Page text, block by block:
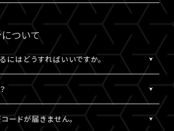
済みの場合は、変更できません。
場合は、「決済完了のお知らせ」メールが届
ブ配信・アーカイブ配信は問題なくご視聴いた
、チケットが表示されていない場合は、ご購
態です。
ージより購入手続きをお願いいたします。
用ください。
にて、よくあるエラー
やセキュリティコードなどの誤入力、有効期
によるエラーの可能性がございます。今一度
ください。
いエラーの場合は、お手数ですが、エラー時の
うえ、 こちらよりお問い合わせください。
ス）にて、視聴チケットを購入していただく必
Q:A!-IDとは何ですか？］をご参照ください。
購入は可能です。
奨環境を満たしているかをご確認ください。
ない場合は、ご視聴いただけない可能性が
によりご視聴いただけない場合もございま
自身の判断にてご購入ください。
ついて
にはどうすればいいですか。
は、A!-ID（メールアドレス）が必要です。
、A!-ID（メールアドレス）にてログインのう
ださい。
ストにまつわる様々なサービスをご利用いただ
料）です。
ードが届きません。